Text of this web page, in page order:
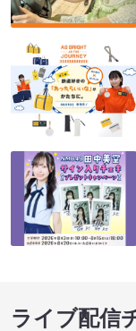
ライブ配信